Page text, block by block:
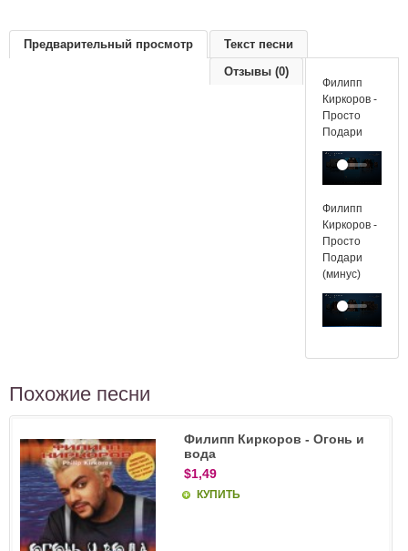
Предварительный просмотр
Текст песни
Отзывы (0)
Филипп
Киркоров -
Просто
Подари
Филипп
Киркоров -
Просто
Подари
(минус)
Похожие песни
Филипп Киркоров - Огонь и
вода
$1,49
КУПИТЬ